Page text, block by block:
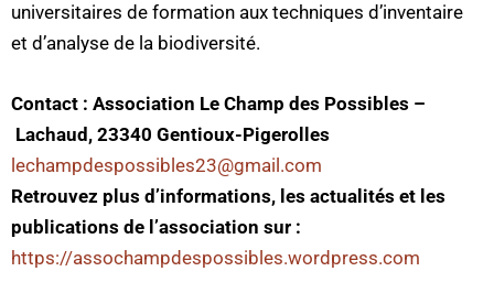
universitaires de formation aux techniques d’inventaire
et d’analyse de la biodiversité.
Contact : Association Le Champ des Possibles –
Lachaud, 23340 Gentioux-Pigerolles
lechampdespossibles23@gmail.com
Retrouvez plus d’informations, les actualités et les
publications de l’association sur :
https://assochampdespossibles.wordpress.com